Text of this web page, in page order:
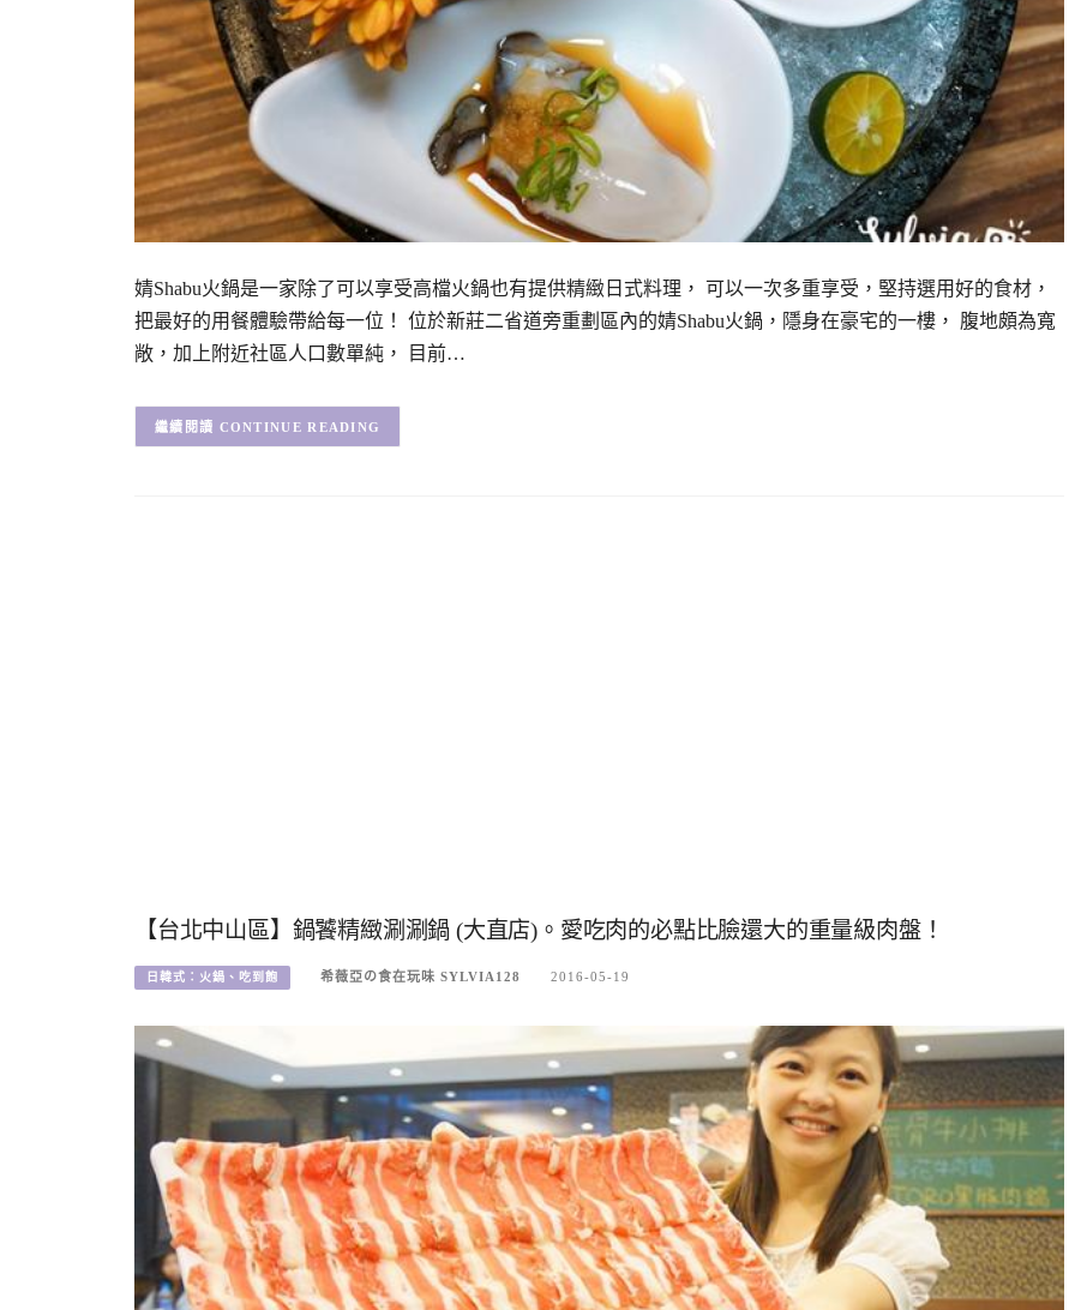
婧Shabu火鍋是一家除了可以享受高檔火鍋也有提供精緻日式料理， 可以一次多重享受，堅持選用好的食材，
把最好的用餐體驗帶給每一位！ 位於新莊二省道旁重劃區內的婧Shabu火鍋，隱身在豪宅的一樓， 腹地頗為寬
敞，加上附近社區人口數單純， 目前…
CONTINUE READING
【台北中山區】鍋饕精緻涮涮鍋 (大直店)。愛吃肉的必點比臉還大的重量級肉盤！
日韓式：火鍋、吃到飽 希薇亞の食在玩味 SYLVIA128 2016-05-19